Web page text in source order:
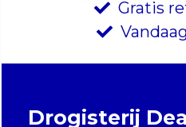
Gratis
Drogisterij